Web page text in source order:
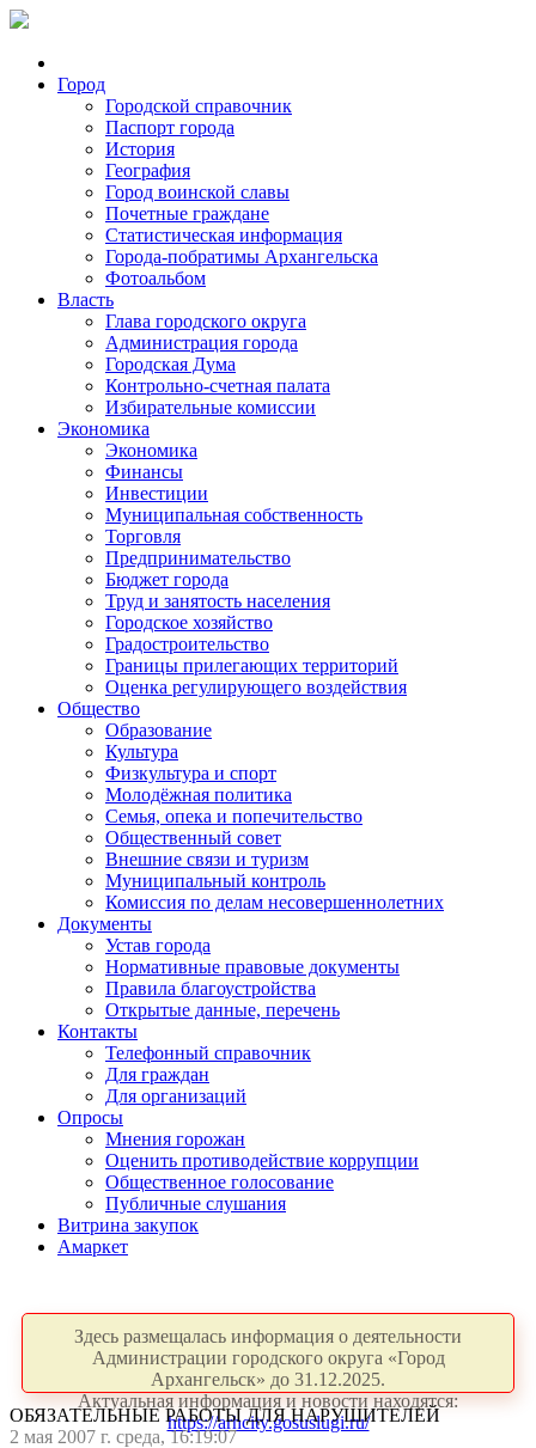
Город
Городской справочник
Паспорт города
История
География
Город воинской славы
Почетные граждане
Статистическая информация
Города-побратимы Архангельска
Фотоальбом
Власть
Глава городского округа
Администрация города
Городская Дума
Контрольно-счетная палата
Избирательные комиссии
Экономика
Экономика
Финансы
Инвестиции
Муниципальная собственность
Торговля
Предпринимательство
Бюджет города
Труд и занятость населения
Городское хозяйство
Градостроительство
Границы прилегающих территорий
Оценка регулирующего воздействия
Общество
Образование
Культура
Физкультура и спорт
Молодёжная политика
Семья, опека и попечительство
Общественный совет
Внешние связи и туризм
Муниципальный контроль
Комиссия по делам несовершеннолетних
Документы
Устав города
Нормативные правовые документы
Правила благоустройства
Открытые данные, перечень
Контакты
Телефонный справочник
Для граждан
Для организаций
Опросы
Мнения горожан
Оценить противодействие коррупции
Общественное голосование
Публичные слушания
Витрина закупок
Амаркет
Здесь размещалась информация о деятельности
Администрации городского округа «Город
Архангельск» до 31.12.2025.
Актуальная информация и новости находятся:
https://arhcity.gosuslugi.ru/
ОБЯЗАТЕЛЬНЫЕ РАБОТЫ ДЛЯ НАРУШИТЕЛЕЙ
2 мая 2007 г. среда, 16:19:07